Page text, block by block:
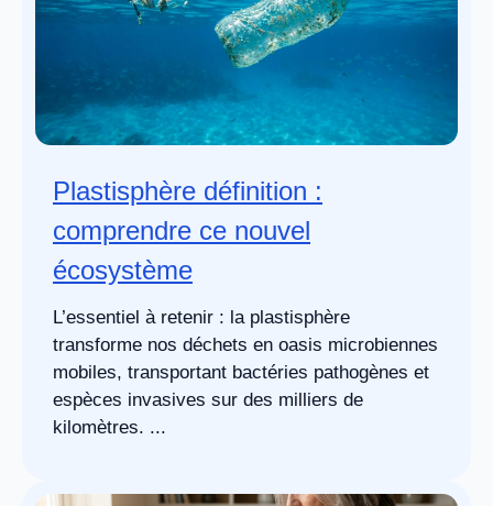
Plastisphère définition :
comprendre ce nouvel
écosystème
L’essentiel à retenir : la plastisphère
transforme nos déchets en oasis microbiennes
mobiles, transportant bactéries pathogènes et
espèces invasives sur des milliers de
kilomètres. ...